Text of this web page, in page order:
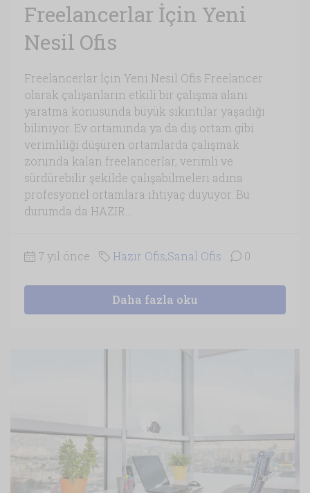
Freelancerlar İçin Yeni
Nesil Ofis
Freelancerlar İçin Yeni Nesil Ofis Freelancer
olarak çalışanların etkili bir çalışma alanı
yaratma konusunda büyük sıkıntılar yaşadığı
biliniyor. Ev ortamında ya da dış ortam gibi
verimliliği düşüren ortamlarda çalışmak
zorunda kalan freelancerlar, verimli ve
sürdürebilir şekilde çalışabilmeleri adına
profesyonel ortamlara ihtiyaç duyuyor. Bu
durumda da HAZIR...
7 yıl önce Hazır Ofis,Sanal Ofis 0
Daha fazla oku